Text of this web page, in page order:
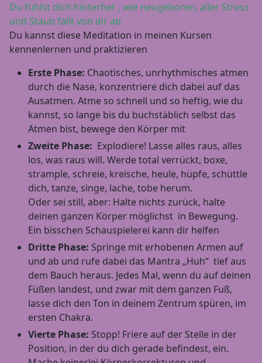
Du fühlst dich hinterher , wie neugeboren, aller Stress
und Staub fällt von dir ab
Du kannst diese Meditation in meinen Kursen
kennenlernen und praktizieren
Erste Phase: Chaotisches, unrhythmisches atmen
durch die Nase, konzentriere dich dabei auf das
Ausatmen. Atme so schnell und so heftig, wie du
kannst, so lange bis du buchstäblich selbst das
Atmen bist, bewege den Körper mit
Zweite Phase: Explodiere! Lasse alles raus, alles
los, was raus will. Werde total verrückt, boxe,
strample, schreie, kreische, heule, hüpfe, schüttle
dich, tanze, singe, lache, tobe herum.
Oder sei still, aber: Halte nichts zurück, halte
deinen ganzen Körper möglichst in Bewegung.
Ein bisschen Schauspielerei kann dir helfen
Dritte Phase: Springe mit erhobenen Armen auf
und ab und rufe dabei das Mantra „Huh“ tief aus
dem Bauch heraus. Jedes Mal, wenn du auf deinen
Füßen landest, und zwar mit dem ganzen Fuß,
lasse dich den Ton in deinem Zentrum spüren, im
ersten Chakra.
Vierte Phase: Stopp! Friere auf der Stelle in der
Position, in der du dich gerade befindest, ein.